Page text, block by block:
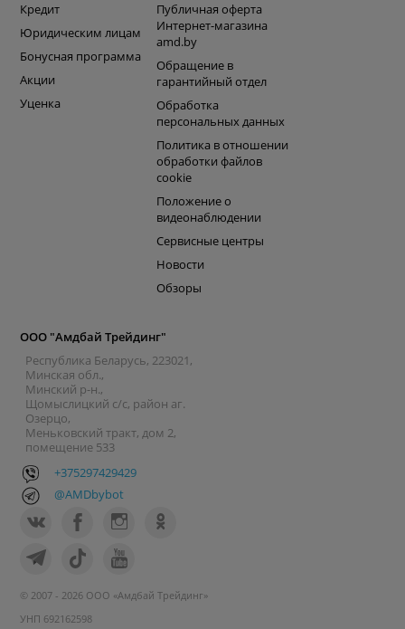
Кредит
Юридическим лицам
Бонусная программа
Акции
Уценка
Публичная оферта
Интернет-магазина
amd.by
Обращение в
гарантийный отдел
Обработка
персональных данных
Политика в отношении
обработки файлов
cookie
Положение о
видеонаблюдении
Сервисные центры
Новости
Обзоры
ООО "Амдбай Трейдинг"
Республика Беларусь, 223021,
Минская обл.,
Минский р-н.,
Щомыслицкий с/с, район аг.
Озерцо,
Меньковский тракт, дом 2,
помещение 533
+375297429429
@AMDbybot
© 2007 - 2026 ООО «Амдбай Трейдинг»
УНП 692162598